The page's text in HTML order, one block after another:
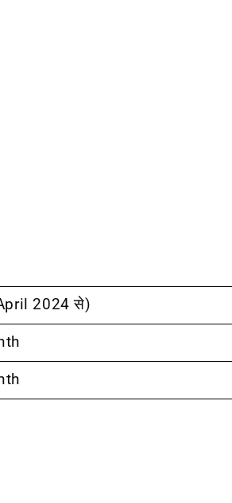
2024 से)